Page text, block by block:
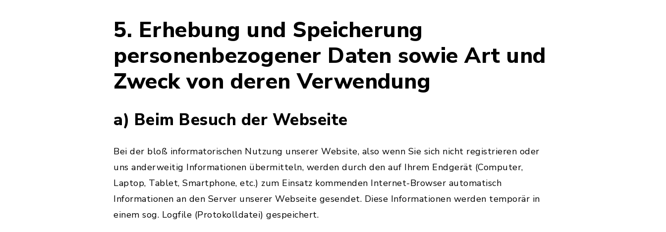
5. Erhebung und Speicherung
personenbezogener Daten sowie Art und
Zweck von deren Verwendung
a) Beim Besuch der Webseite
Bei der bloß informatorischen Nutzung unserer Website, also wenn Sie sich nicht registrieren oder
uns anderweitig Informationen übermitteln, werden durch den auf Ihrem Endgerät (Computer,
Laptop, Tablet, Smartphone, etc.) zum Einsatz kommenden Internet-Browser automatisch
Informationen an den Server unserer Webseite gesendet. Diese Informationen werden temporär in
einem sog. Logfile (Protokolldatei) gespeichert.